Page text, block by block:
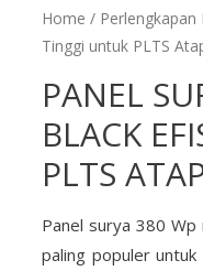
Home / Perlengkapan
Tinggi untuk PLTS
PANEL
BLACK
PLTS
Panel surya 380
paling populer untuk